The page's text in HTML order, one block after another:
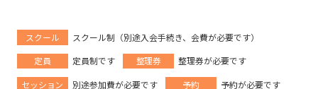
スクール
スクール制（別途入会手続き、会費が必要です）
定員
定員制です 整理券
整理券が必要です
セッション
別途参加費が必要です 予約 予約が必要です
For
foreigners